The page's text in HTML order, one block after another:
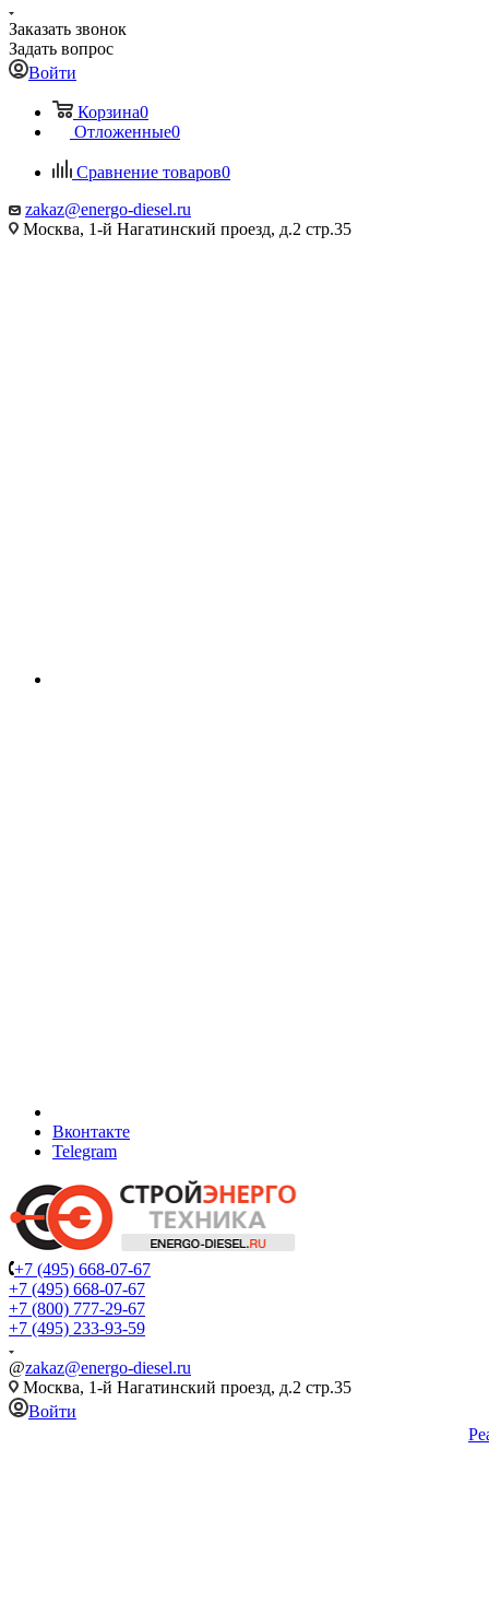
Заказать звонок
Задать вопрос
Войти
Корзина0
Отложенные0
Сравнение товаров0
zakaz@energo-diesel.ru
Москва, 1-й Нагатинский проезд, д.2 стр.35
Вконтакте
Telegram
+7 (495) 668-07-67
+7 (495) 668-07-67
+7 (800) 777-29-67
+7 (495) 233-93-59
@zakaz@energo-diesel.ru
Москва, 1-й Нагатинский проезд, д.2 стр.35
Войти